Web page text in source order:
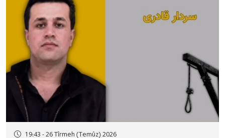
19:43 - 26 Tîrmeh (Temûz) 2026